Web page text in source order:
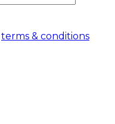
terms & conditions